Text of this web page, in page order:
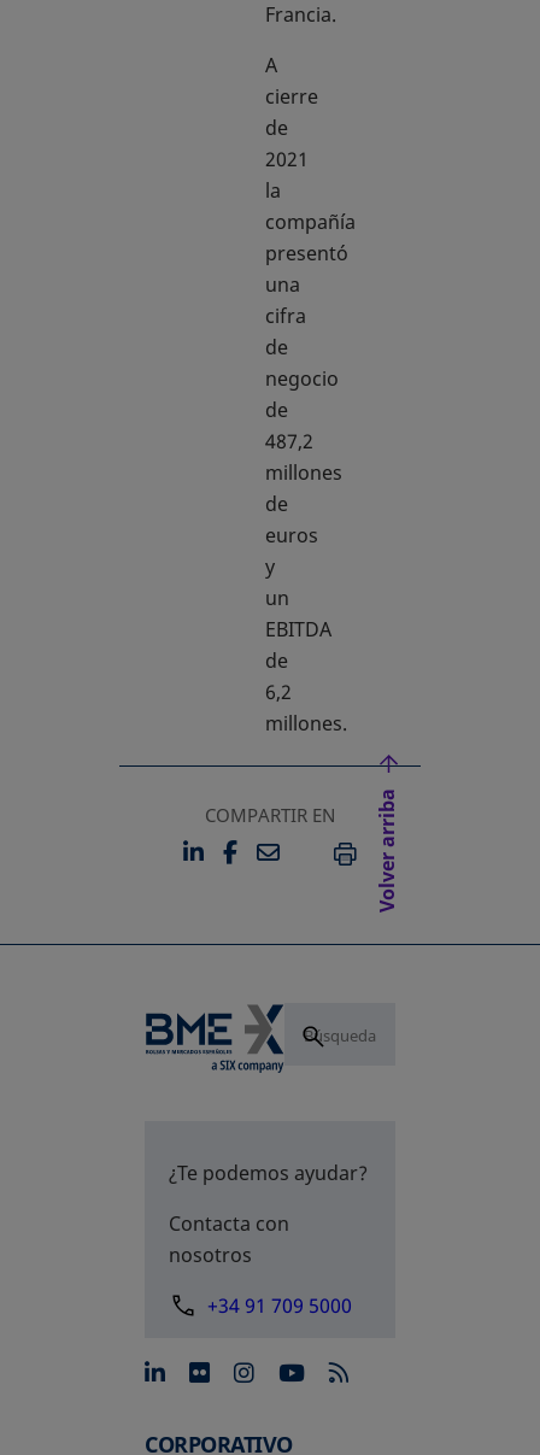
Francia.
A
cierre
de
2021
la
compañía
presentó
una
cifra
de
negocio
de
487,2
millones
de
euros
y
un
EBITDA
de
6,2
millones.
COMPARTIR EN
LINKEDIN
SE ABRE EN UNA PESTAÑA
FACEBOOK
SE ABRE EN UNA
EMAILIMPRIMIR
Volver arriba
¿Te podemos ayudar?
Contacta con
nosotros
+34 91 709 5000
se abre en una pestaña
se abre en una pestaña
se abre en una
se abre en una
CORPORATIVO